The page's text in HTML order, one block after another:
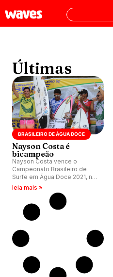
Últimas
BRASILEIRO DE ÁGUA DOCE
Nayson Costa é
bicampeão
Nayson Costa vence o
Campeonato Brasileiro de
Surfe em Água Doce 2021, na
Ilha do Mosqueiro (PA).
leia mais »